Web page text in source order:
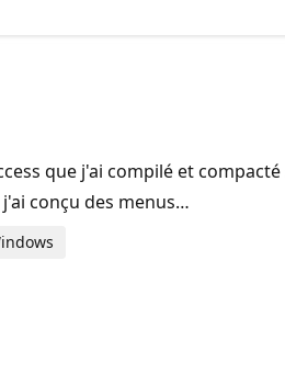
que j'ai compilé et
conçu des menus…